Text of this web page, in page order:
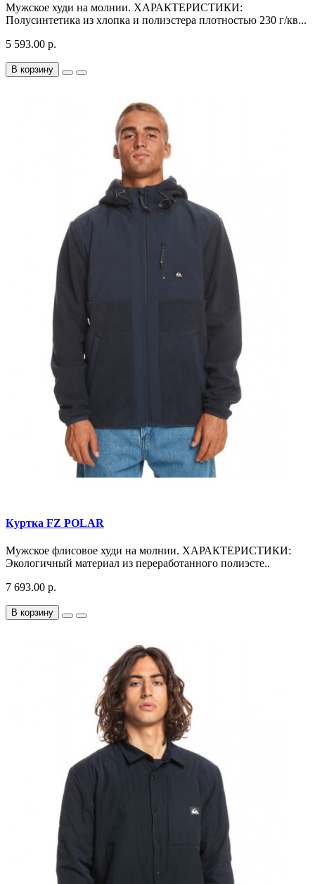
Мужское худи на молнии. ХАРАКТЕРИСТИКИ:
Полусинтетика из хлопка и полиэстера плотностью 230 г/кв...
5 593.00 р.
В корзину
Куртка FZ POLAR
Мужское флисовое худи на молнии. ХАРАКТЕРИСТИКИ:
Экологичный материал из переработанного полиэсте..
7 693.00 р.
В корзину